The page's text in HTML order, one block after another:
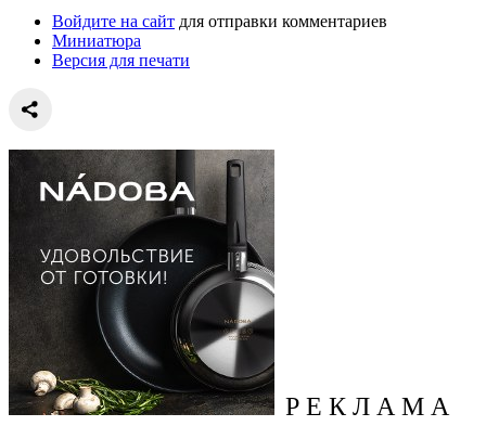
Войдите на сайт для отправки комментариев
Миниатюра
Версия для печати
Р Е К Л А М А